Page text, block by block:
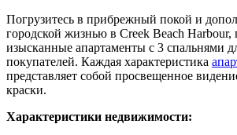
Погрузитесь в прибрежный покой и
городской жизнью в Creek Beach Harbour,
изысканные апартаменты с 3 спальнями
покупателей. Каждая характеристика
представляет собой просвещенное
краски.
Характеристики недвижимости: